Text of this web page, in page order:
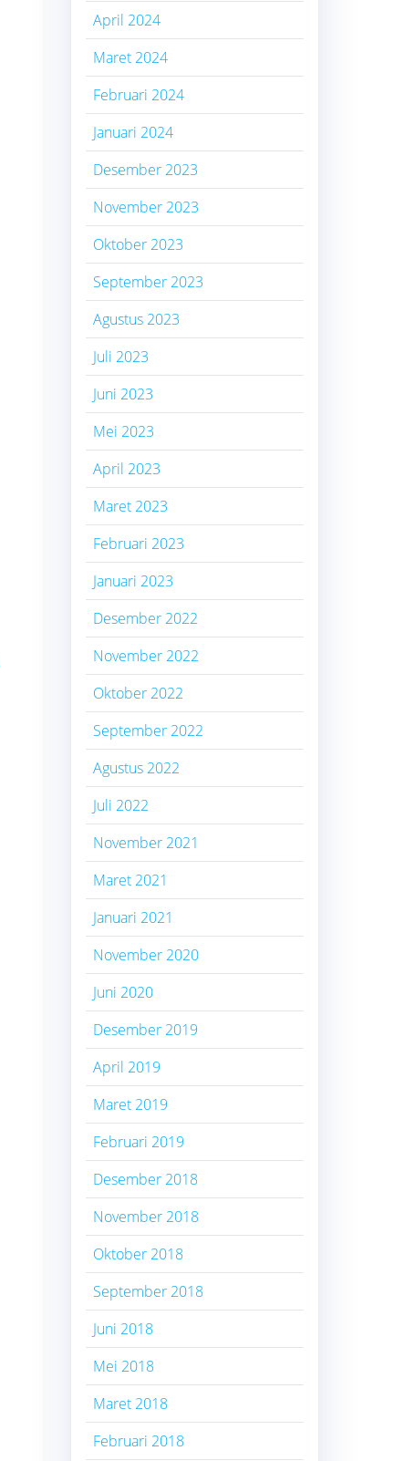
April 2024
Maret 2024
Februari 2024
Januari 2024
Desember 2023
November 2023
Oktober 2023
September 2023
Agustus 2023
Juli 2023
Juni 2023
Mei 2023
April 2023
Maret 2023
Februari 2023
Januari 2023
Desember 2022
November 2022
Oktober 2022
September 2022
Agustus 2022
Juli 2022
November 2021
Maret 2021
Januari 2021
November 2020
Juni 2020
Desember 2019
April 2019
Maret 2019
Februari 2019
Desember 2018
November 2018
Oktober 2018
September 2018
Juni 2018
Mei 2018
Maret 2018
Februari 2018